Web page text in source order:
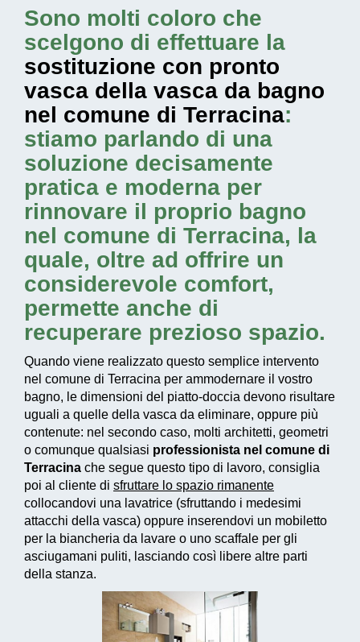
Sono molti coloro che
scelgono di effettuare la
sostituzione con pronto
vasca della vasca da bagno
nel comune di Terracina:
stiamo parlando di una
soluzione decisamente
pratica e moderna per
rinnovare il proprio bagno
nel comune di Terracina, la
quale, oltre ad offrire un
considerevole comfort,
permette anche di
recuperare prezioso spazio.
Quando viene realizzato questo semplice intervento
nel comune di Terracina per ammodernare il vostro
bagno, le dimensioni del piatto-doccia devono risultare
uguali a quelle della vasca da eliminare, oppure più
contenute: nel secondo caso, molti architetti, geometri
o comunque qualsiasi professionista nel comune di
Terracina che segue questo tipo di lavoro, consiglia
poi al cliente di sfruttare lo spazio rimanente
collocandovi una lavatrice (sfruttando i medesimi
attacchi della vasca) oppure inserendovi un mobiletto
per la biancheria da lavare o uno scaffale per gli
asciugamani puliti, lasciando così libere altre parti
della stanza.